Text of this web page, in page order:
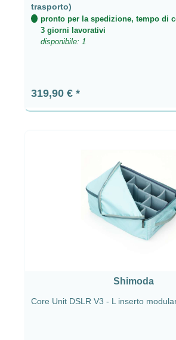
trasporto)
pronto per la spedizione, tempo di
3 giorni lavorativi
disponibile: 1
Prezzo normale:
319,90 €
Shimoda
Core Unit DSLR V3 - L inserto